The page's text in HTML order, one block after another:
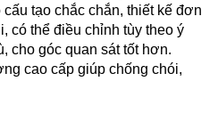
tạo chắc chắn, thiết kế đơn
có thể điều chỉnh tùy theo ý
cho góc quan sát tốt hơn.
cao cấp giúp chống chói,